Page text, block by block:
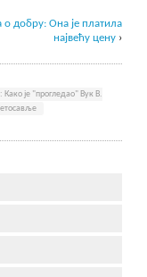
о добру: Она је платила
највећу цену›
је "прогледао" Вук В.